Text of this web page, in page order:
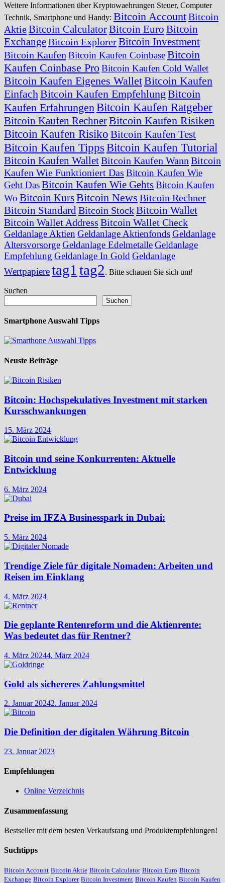
Weitere Informationen über Kryptowaehrungen Steuer, Computer
Technik, Smartphone und Handy: Bitcoin AccountBitcoin
AktieBitcoin CalculatorBitcoin Euro Bitcoin
ExchangeBitcoin ExplorerBitcoin Investment
Bitcoin Kaufen Bitcoin Kaufen CoinbaseBitcoin
Kaufen Coinbase ProBitcoin Kaufen Cold Wallet
Bitcoin Kaufen Eigenes WalletBitcoin Kaufen
Einfach Bitcoin Kaufen Empfehlung Bitcoin
Kaufen Erfahrungen Bitcoin Kaufen Ratgeber
Bitcoin Kaufen RechnerBitcoin Kaufen Risiken
Bitcoin Kaufen Risiko Bitcoin Kaufen Test
Bitcoin Kaufen TippsBitcoin Kaufen Tutorial
Bitcoin Kaufen WalletBitcoin Kaufen Wann Bitcoin
Kaufen Wie Funktioniert Das Bitcoin Kaufen Wie
Geht DasBitcoin Kaufen Wie GehtsBitcoin Kaufen
Wo Bitcoin KursBitcoin News Bitcoin Rechner
Bitcoin Standard Bitcoin StockBitcoin Wallet
Bitcoin Wallet Address Bitcoin Wallet Check
Geldanlage Aktien Geldanlage AktienfondsGeldanlage
AltersvorsorgeGeldanlage EdelmetalleGeldanlage
Empfehlung Geldanlage In Gold Geldanlage
Wertpapieretag1 tag2. Bitte schauen Sie sich um!
Suchen
Suchen
Smartphone Auswahl Tipps
Neuste Beiträge
Bitcoin: Hochspekulatives Investment mit starken
Kursschwankungen
15. März 2024
Bitcoin und seine Konkurrenten: Aktuelle
Entwicklung
6. März 2024
Preise im IFZA Businesspark in Dubai:
5. März 2024
Trendige Ziele für digitale Nomaden: Arbeiten und
Reisen im Einklang
4. März 2024
Die geplante Rentenreform und die Aktienrente:
Was bedeutet das für Rentner?
4. März 20244. März 2024
Gold als sichereres Zahlungsmittel
2. Januar 20242. Januar 2024
Die Definition der digitalen Währung Bitcoin
23. Januar 2023
Empfehlungen
Online Verzeichnis
Zusammenfassung
Bestseller mit dem besten Verkaufsrang und Produktempfehlungen!
Suchtipps
Bitcoin Account Bitcoin Aktie Bitcoin Calculator Bitcoin Euro Bitcoin
Exchange Bitcoin Explorer Bitcoin Investment Bitcoin Kaufen Bitcoin Kaufen